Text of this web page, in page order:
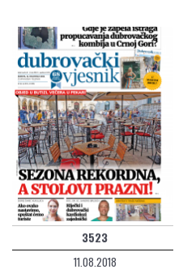
3523
11.08.2018